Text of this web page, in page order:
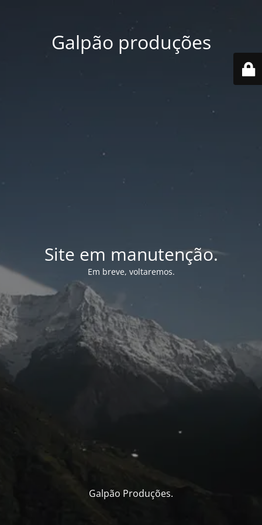
Galpão produções
Site em manutenção.
Em breve, voltaremos.
Galpão Produções.